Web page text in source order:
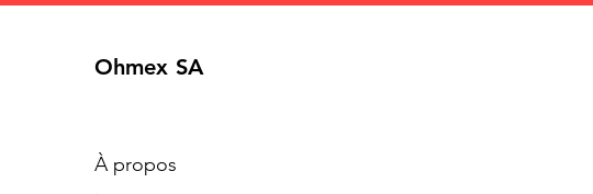
Ohmex SA
À propos